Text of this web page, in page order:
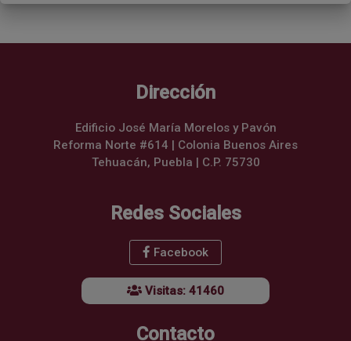
Dirección
Edificio José María Morelos y Pavón
Reforma Norte #614 | Colonia Buenos Aires
Tehuacán, Puebla | C.P. 75730
Redes Sociales
Facebook
Visitas: 41460
Contacto